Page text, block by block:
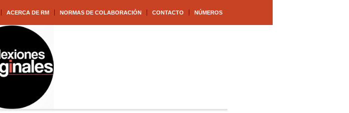
ACERCA DE RM NORMAS DE COLABORACIÓN CONTACTO NÚMEROS